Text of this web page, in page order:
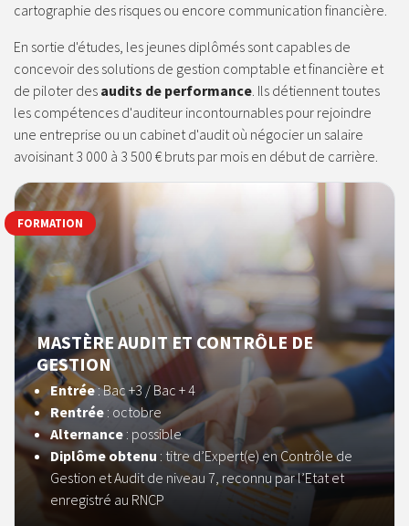
cartographie des risques ou encore communication financière.
En sortie d'études, les jeunes diplômés sont capables de
concevoir des solutions de gestion comptable et financière et
de piloter des audits de performance. Ils détiennent toutes
les compétences d'auditeur incontournables pour rejoindre
une entreprise ou un cabinet d'audit où négocier un salaire
avoisinant 3 000 à 3 500 € bruts par mois en début de carrière.
MASTÈRE AUDIT ET CONTRÔLE DE
GESTION
Entrée: Bac +3 / Bac + 4
Rentrée : octobre
Alternance : possible
Diplôme obtenu : titre d’Expert(e) en Contrôle de
Gestion et Audit de niveau 7, reconnu par l’Etat et
enregistré au RNCP
FORMATION